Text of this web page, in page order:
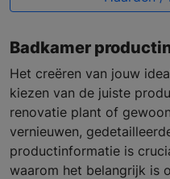
Badkamer
Het creëren van jouw
kiezen van de juiste
renovatie plant of
vernieuwen,
productinformatie is
waarom het belangrijk is